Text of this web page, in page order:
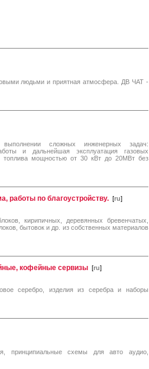
людьми и приятная атмосфера. ДВ ЧАТ -
сложных инженерных задач:
и дальнейшая эксплуатация газовых
топлива мощностью от 30 кВт до 20МВт без
работы по благоустройству. [ru]
кирипичных, деревянных бревенчатых,
бытовок и др. из собственных материалов
кофейные сервизы [ru]
серебро, изделия из серебра и наборы
принципиальные схемы для авто аудио,